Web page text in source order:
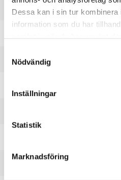
Dessa kan i sin tur kombinera
information som du har
Nödvändig
Inställningar
Statistik
Marknadsföring
Vit
Ledararea
Nej
Stål
Med ljussensor
Med rörelsesensor